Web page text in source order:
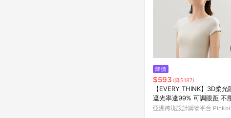
降價
$593 (降$187)
【EVERY THINK】3D柔光
遮光率達99% 可調眼距 不
設計
亞洲跨境設計購物平台 Pinkoi